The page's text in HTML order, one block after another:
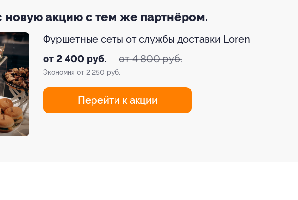
новую акцию с тем же партнёром.
Фуршетные сеты от службы доставки Loren
от 2 400 руб. от 4 800 руб.
Экономия от 2 250 руб.
Перейти к акции